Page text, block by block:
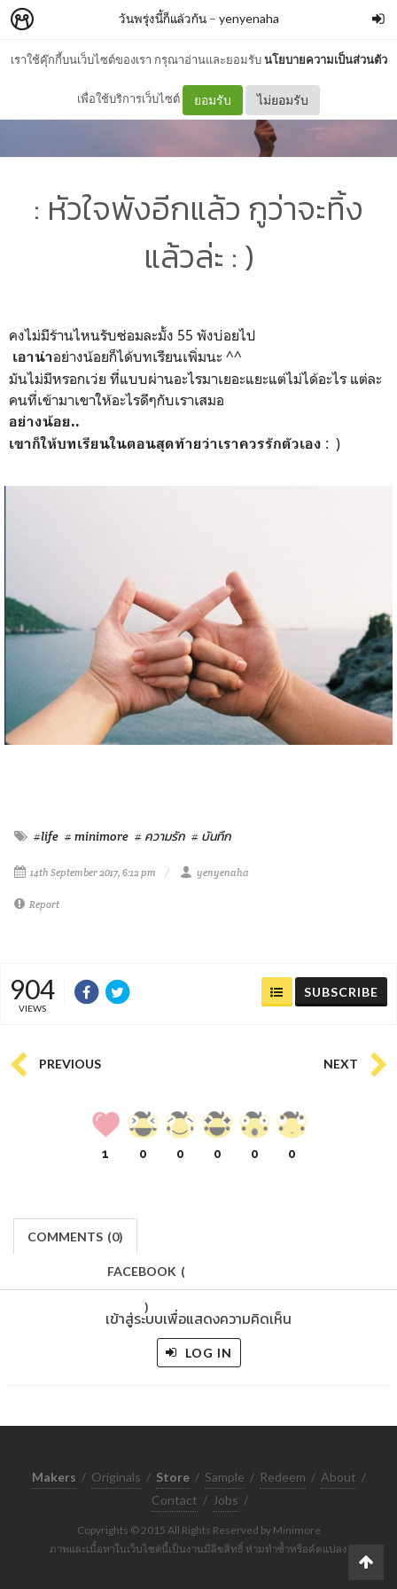
เราใช้คุ๊กกี้บนเว็บไซต์ของเรา กรุณาอ่านและยอมรับนโยบายความเป็นส่วนตัว
เพื่อใช้บริการเว็บไซต์ ยอมรับ ไม่ยอมรับ
วันพรุ่งนี้ก็แล้วกัน– yenyenaha
: หัวใจพังอีกแล้ว กูว่าจะทิ้ง
แล้วล่ะ : )
คงไม่มีร้านไหนรับซ่อมละมั้ง 55 พังบ่อยไป
เอาน่าอย่างน้อยก็ได้บทเรียนเพิ่มนะ ^^
มันไม่มีหรอกเว่ย ที่แบบผ่านอะไรมาเยอะแยะแต่ไม่ได้อะไร แต่ละ
คนที่เข้ามาเขาให้อะไรดีๆกับเราเสมอ
อย่างน้อย..
เขาก็ให้บทเรียนในตอนสุดท้ายว่าเราควรรักตัวเอง : )
#life # minimore # ความรัก # บันทึก
14th September 2017, 6:12 pm yenyenaha
Report
904
VIEWS
SUBSCRIBE
PREVIOUS NEXT
1 0 0 0 0 0
COMMENTS (0)
FACEBOOK (
)
เข้าสู่ระบบเพื่อแสดงความคิดเห็น
LOG IN
Makers / Originals / Store / Sample / Redeem / About /
Contact / Jobs /
Copyrights © 2015 All Rights Reserved by Minimore
ภาพและเนื้อหาในเว็บไซต์นี้เป็นงานมีลิขสิทธิ์ ห้ามทำซ้ำหรือดัดแปลง